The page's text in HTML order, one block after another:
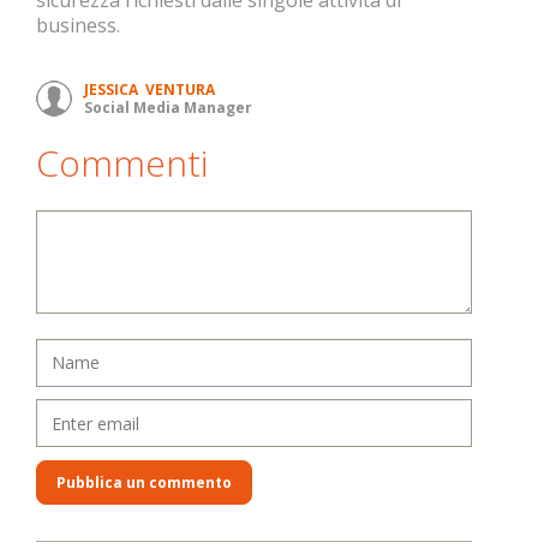
business.
JESSICA VENTURA
Social Media Manager
Commenti